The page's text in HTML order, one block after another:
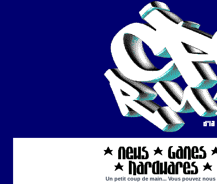
Un petit coup de main... Vous pouvez